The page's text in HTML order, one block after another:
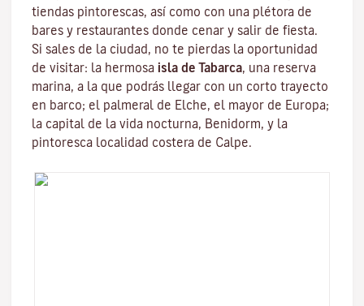
tiendas pintorescas, así como con una plétora de
bares y restaurantes donde cenar y salir de fiesta.
Si sales de la ciudad, no te pierdas la oportunidad
de visitar: la hermosa isla de Tabarca, una reserva
marina, a la que podrás llegar con un corto trayecto
en barco; el palmeral de Elche, el mayor de Europa;
la capital de la vida nocturna, Benidorm, y la
pintoresca localidad costera de Calpe.